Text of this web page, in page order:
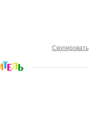
Скопировать